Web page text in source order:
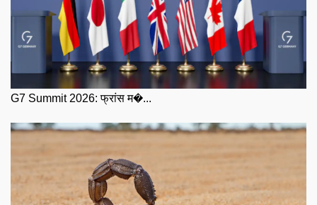
G7 Summit 2026: फ्रांस म�...